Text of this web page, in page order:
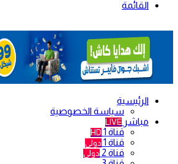
القائمة
الرئيسية
سياسة الخصوصية
مباشر LIVE
قناة 1 HD
قناة 1 دولي
قناة 2 دولي